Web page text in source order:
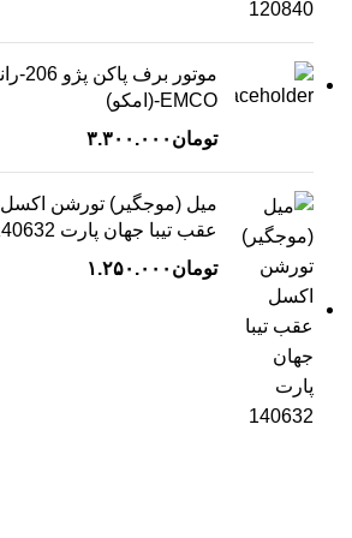
EMCO-(امکو)
تومان ۳.۳۰۰.۰۰۰
میل (موجگیر) تورشن اکسل
عقب تیبا جهان پارت 140632
تومان ۱.۲۵۰.۰۰۰